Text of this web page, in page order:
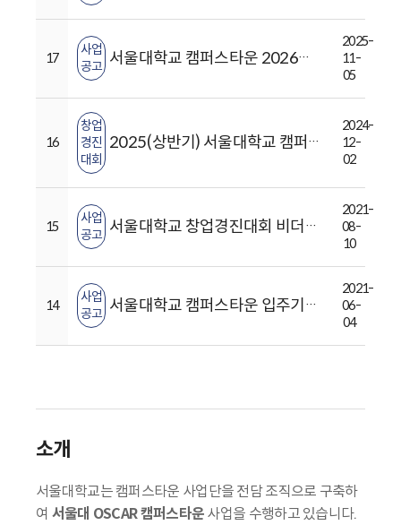
17
사업
공고
서울대학교 캠퍼스타운 2026년 1차 신규입주기업 모집공고 ~11.9(일) 23:59까지
2025-
11-
05
16
창업
경진
대회
2025(상반기) 서울대학교 캠퍼스타운 신규 입주기업 모집 안내 (~12/6 오후 4시 까지)
2024-
12-
02
15
사업
공고
서울대학교 창업경진대회 비더로켓 시즌6 참여 창업팀 모집
2021-
08-
10
14
사업
공고
서울대학교 캠퍼스타운 입주기업 모집 선발
2021-
06-
04
소개
서울대학교는 캠퍼스타운 사업단을 전담 조직으로 구축하
여 서울대 OSCAR 캠퍼스타운사업을 수행하고 있습니다.